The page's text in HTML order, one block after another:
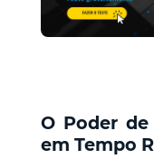
O Poder de
em Tempo